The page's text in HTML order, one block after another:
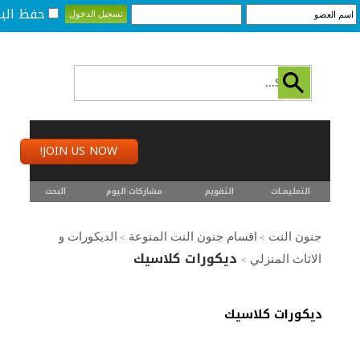
حفظ
JOIN US NOW!
التعليمـــات التقويم مشاركات اليوم البحث
جنون النت > اقسام جنون النت المنوعة >
الديكورات و
الاثاث المنزلي > ديكورات كلاسيك
ديكورات كلاسيك